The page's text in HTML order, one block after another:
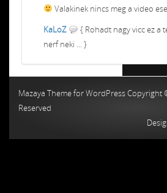
Valakinek nincs meg a video
KaLoZ
{ Rohadt nagy vicc ez a
nerf neki ... }
Mazaya Theme for WordPress Copyright
Reserved